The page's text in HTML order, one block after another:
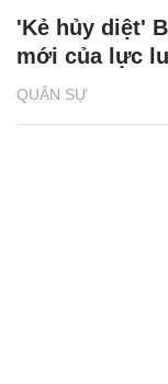
QUÂN SỰ
'Kẻ hủy diệt'
mới của lực